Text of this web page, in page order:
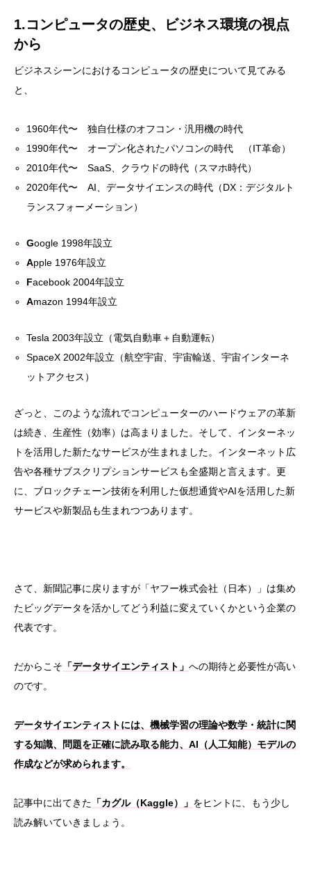
1.コンピュータの歴史、ビジネス環境の視点
から
ビジネスシーンにおけるコンピュータの歴史について見てみる
と、
1960年代〜 独自仕様のオフコン・汎用機の時代
1990年代〜 オープン化されたパソコンの時代 （IT革命）
2010年代〜 SaaS、クラウドの時代（スマホ時代）
2020年代〜 AI、データサイエンスの時代（DX：デジタルト
ランスフォーメーション）
Google 1998年設立
Apple 1976年設立
Facebook 2004年設立
Amazon 1994年設立
Tesla 2003年設立（電気自動車＋自動運転）
SpaceX 2002年設立（航空宇宙、宇宙輸送、宇宙インターネ
ットアクセス）
ざっと、このような流れでコンピューターのハードウェアの革新
は続き、生産性（効率）は高まりました。そして、インターネッ
トを活用した新たなサービスが生まれました。インターネット広
告や各種サブスクリプションサービスも全盛期と言えます。更
に、ブロックチェーン技術を利用した仮想通貨やAIを活用した新
サービスや新製品も生まれつつあります。
さて、新聞記事に戻りますが「ヤフー株式会社（日本）」は集め
たビッグデータを活かしてどう利益に変えていくかという企業の
代表です。
だからこそ 「データサイエンティスト」 への期待と必要性が高い
のです。
データサイエンティストには、機械学習の理論や数学・統計に関
する知識、問題を正確に読み取る能力、AI（人工知能）モデルの
作成などが求められます。
記事中に出てきた 「カグル（Kaggle）」 をヒントに、もう少し
読み解いていきましょう。